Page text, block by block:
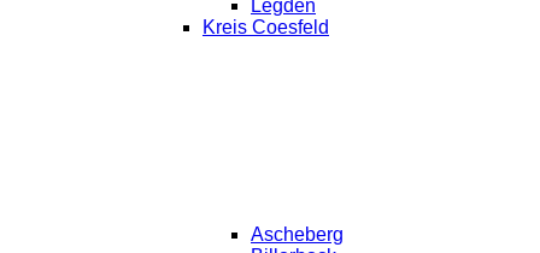
Legden
Kreis Coesfeld
Ascheberg